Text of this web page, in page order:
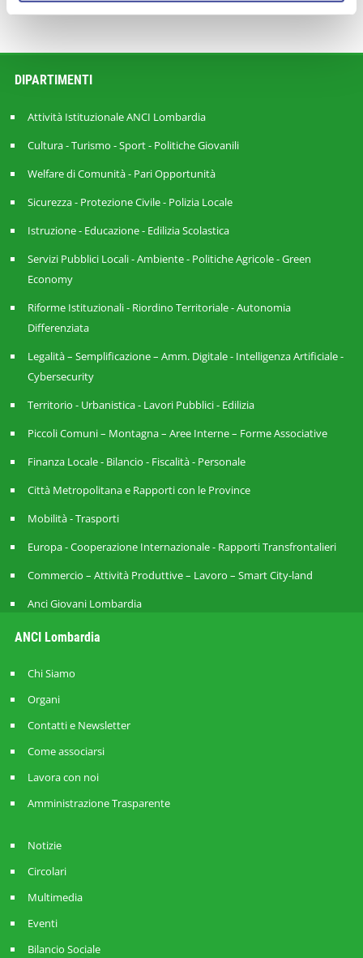
DIPARTIMENTI
Attività Istituzionale ANCI Lombardia
Cultura - Turismo - Sport - Politiche Giovanili
Welfare di Comunità - Pari Opportunità
Sicurezza - Protezione Civile - Polizia Locale
Istruzione - Educazione - Edilizia Scolastica
Servizi Pubblici Locali - Ambiente - Politiche Agricole - Green
Economy
Riforme Istituzionali - Riordino Territoriale - Autonomia
Differenziata
Legalità – Semplificazione – Amm. Digitale - Intelligenza Artificiale -
Cybersecurity
Territorio - Urbanistica - Lavori Pubblici - Edilizia
Piccoli Comuni – Montagna – Aree Interne – Forme Associative
Finanza Locale - Bilancio - Fiscalità - Personale
Città Metropolitana e Rapporti con le Province
Mobilità - Trasporti
Europa - Cooperazione Internazionale - Rapporti Transfrontalieri
Commercio – Attività Produttive – Lavoro – Smart City-land
Anci Giovani Lombardia
ANCI Lombardia
Chi Siamo
Organi
Contatti e Newsletter
Come associarsi
Lavora con noi
Amministrazione Trasparente
Notizie
Circolari
Multimedia
Eventi
Bilancio Sociale